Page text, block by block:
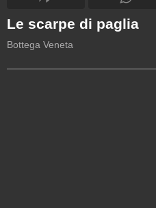
Le scarpe di paglia
Bottega Veneta